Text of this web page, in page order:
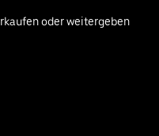
oder weitergeben